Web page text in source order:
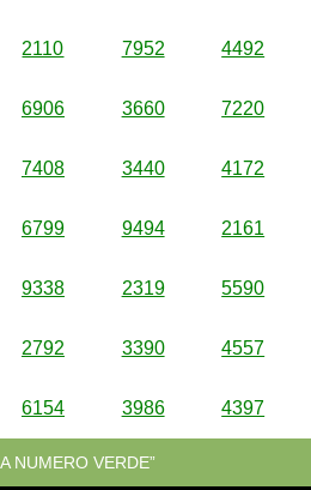
2110 7952 4492
6906 3660 7220
7408 3440 4172
6799 9494 2161
9338 2319 5590
2792 3390 4557
6154 3986 4397
NUMERO VERDE”